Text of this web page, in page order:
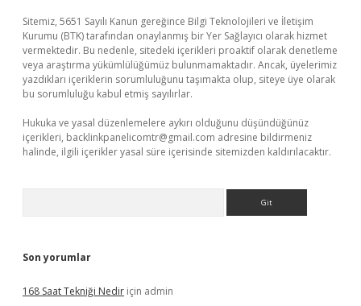
Sitemiz, 5651 Sayılı Kanun gereğince Bilgi Teknolojileri ve İletişim
Kurumu (BTK) tarafından onaylanmış bir Yer Sağlayıcı olarak hizmet
vermektedir. Bu nedenle, sitedeki içerikleri proaktif olarak denetleme
veya araştırma yükümlülüğümüz bulunmamaktadır. Ancak, üyelerimiz
yazdıkları içeriklerin sorumluluğunu taşımakta olup, siteye üye olarak
bu sorumluluğu kabul etmiş sayılırlar.
Hukuka ve yasal düzenlemelere aykırı olduğunu düşündüğünüz
içerikleri, backlinkpanelicomtr@gmail.com adresine bildirmeniz
halinde, ilgili içerikler yasal süre içerisinde sitemizden kaldırılacaktır.
Son yorumlar
168 Saat Tekniği Nedir için admin